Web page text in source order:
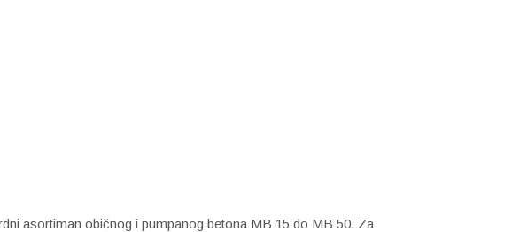
asortiman običnog i pumpanog betona MB 15 do MB 50. Za